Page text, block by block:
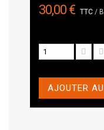
30,00 € TTC/
AJOUTER